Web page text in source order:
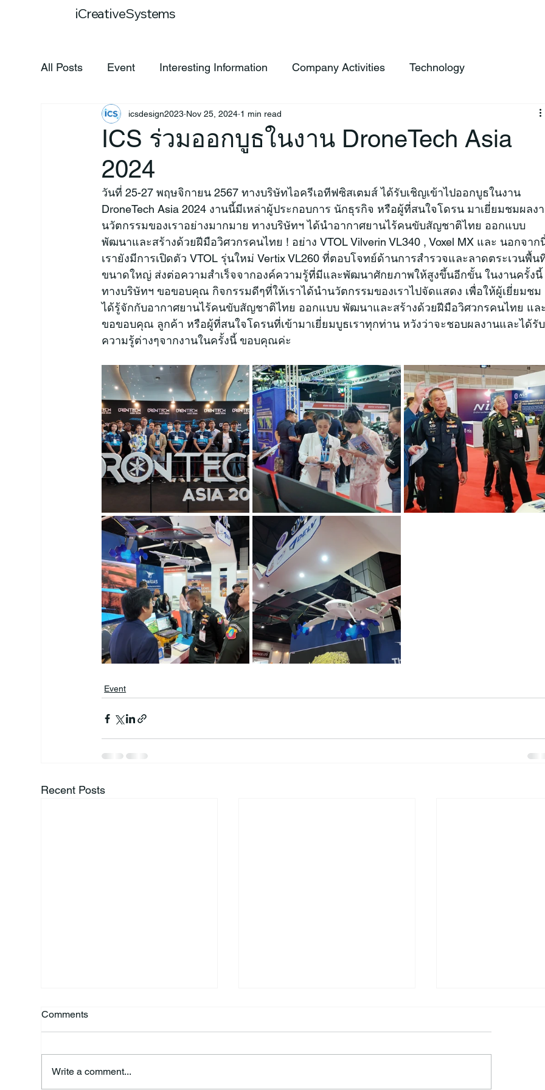
iCreativeSystems
All Posts Event Interesting Information Company Activities Technology
ICS ร่วมออกบูธในงาน DroneTech Asia
2024
icsdesign2023 Nov 25, 2024 1 min read
วันที่ 25-27 พฤษจิกายน 2567 ทางบริษัทไอครีเอทีฟซิสเตมส์ ได้รับเชิญเข้าไปออกบูธในงาน
DroneTech Asia 2024 งานนี้มีเหล่าผู้ประกอบการ นักธุรกิจ หรือผู้ที่สนใจโดรน มาเยี่ยมชมผลง
นวัตกรรมของเราอย่างมากมาย ทางบริษัทฯ ได้นำอากาศยานไร้คนขับสัญชาติไทย ออกแบบ
พัฒนาและสร้างด้วยฝีมือวิศวกรคนไทย ! อย่าง VTOL Vilverin VL340 , Voxel MX และ นอกจาก
เรายังมีการเปิดตัว VTOL รุ่นใหม่ Vertix VL260 ที่ตอบโจทย์ด้านการสำรวจและลาดตระเวนพื้น
ขนาดใหญ่ ส่งต่อความสำเร็จจากองค์ความรู้ที่มีและพัฒนาศักยภาพให้สูงขึ้นอีกขั้น ในงานครั้งนี้
ทางบริษัทฯ ขอขอบคุณ กิจกรรมดีๆที่ให้เราได้นำนวัตกรรมของเราไปจัดแสดง เพื่อให้ผู้เยี่ยมชม
ได้รู้จักกับอากาศยานไร้คนขับสัญชาติไทย ออกแบบ พัฒนาและสร้างด้วยฝีมือวิศวกรคนไทย แล
ขอขอบคุณ ลูกค้า หรือผู้ที่สนใจโดรนที่เข้ามาเยี่ยมบูธเราทุกท่าน หวังว่าจะชอบผลงานและได้รับ
ความรู้ต่างๆจากงานในครั้งนี้ ขอบคุณค่ะ
Event
Recent Posts
Comments
Write a comment...